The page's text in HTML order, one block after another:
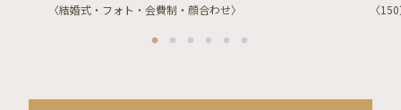
〈結婚式・フォト・会費制・顔合わせ〉
〈